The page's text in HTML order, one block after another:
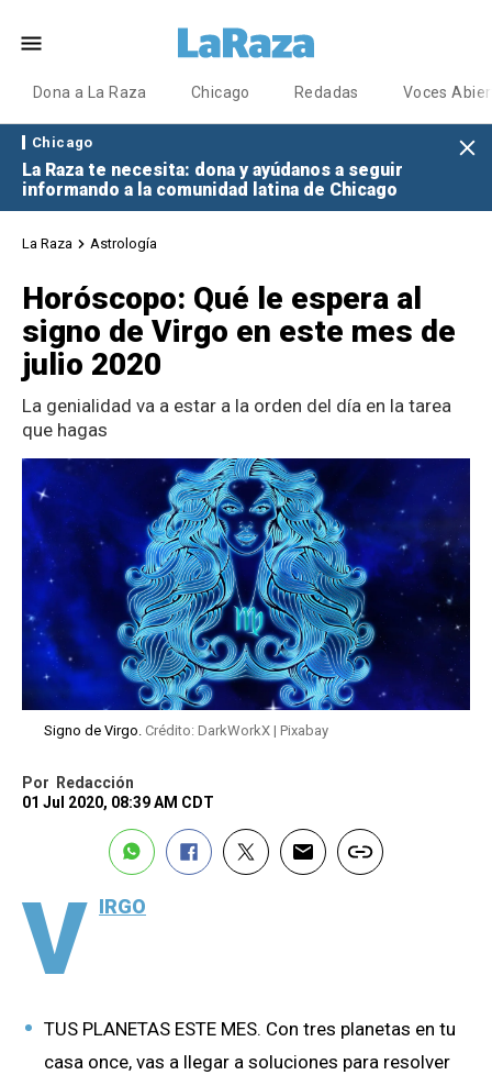
Dona a La Raza Chicago Redadas Voces
Chicago
La Raza te necesita: dona y ayúdanos a seguir
informando a la comunidad latina de Chicago
La Raza Astrología
Horóscopo: Qué le espera al
signo de Virgo en este mes de
julio 2020
La genialidad va a estar a la orden del día en la tarea
que hagas
Signo de Virgo. Crédito: DarkWorkX | Pixabay
Por
Redacción
01 Jul 2020, 08:39 AM CDT
V IRGO
TUS PLANETAS ESTE MES. Con tres planetas en tu
casa once, vas a llegar a soluciones para resolver